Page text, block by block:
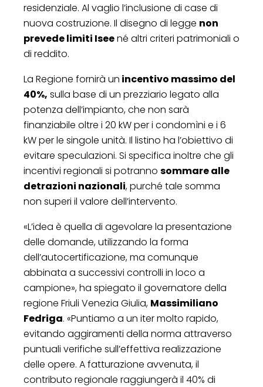
residenziale. Al vaglio l’inclusione di case di
nuova costruzione. Il disegno di legge non
prevede limiti Iseené altri criteri patrimoniali o
di reddito.
La Regione fornirà un incentivo massimo del
40%, sulla base di un prezziario legato alla
potenza dell’impianto, che non sarà
finanziabile oltre i 20 kW per i condomìni e i 6
kW per le singole unità. Il listino ha l’obiettivo di
evitare speculazioni. Si specifica inoltre che gli
incentivi regionali si potranno sommare alle
detrazioni nazionali, purché tale somma
non superi il valore dell’intervento.
«L’idea è quella di agevolare la presentazione
delle domande, utilizzando la forma
dell’autocertificazione, ma comunque
abbinata a successivi controlli in loco a
campione», ha spiegato il governatore della
regione Friuli Venezia Giulia, Massimiliano
Fedriga. «Puntiamo a un iter molto rapido,
evitando aggiramenti della norma attraverso
puntuali verifiche sull’effettiva realizzazione
delle opere. A fatturazione avvenuta, il
contributo regionale raggiungerà il 40% di